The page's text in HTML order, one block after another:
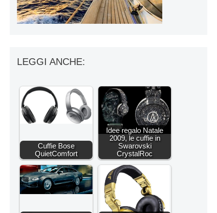
LEGGI ANCHE:
Cuffie Bose
QuietComfort
Idee regalo Natale
2009, le cuffie in
Swarovski
CrystalRoc